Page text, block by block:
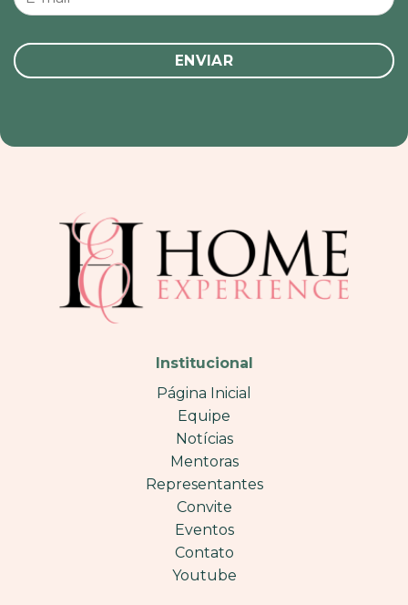
Institucional
Página Inicial
Equipe
Notícias
Mentoras
Representantes
Convite
Eventos
Contato
Youtube